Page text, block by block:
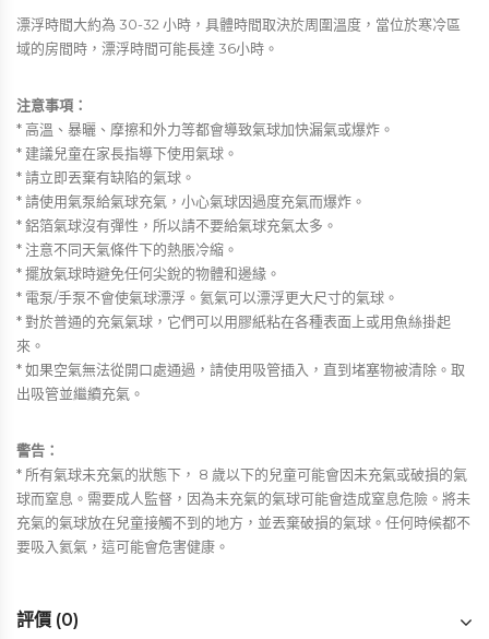
漂浮時間大約為 30-32 小時，具體時間取決於周圍溫度，當位於寒冷區
域的房間時，漂浮時間可能長達 36小時。
注意事項：
* 高溫、暴曬、摩擦和外力等都會導致氣球加快漏氣或爆炸。
* 建議兒童在家長指導下使用氣球。
* 請立即丟棄有缺陷的氣球。
* 請使用氣泵給氣球充氣，小心氣球因過度充氣而爆炸。
* 鋁箔氣球沒有彈性，所以請不要給氣球充氣太多。
* 注意不同天氣條件下的熱脹冷縮。
* 擺放氣球時避免任何尖銳的物體和邊緣。
* 電泵/手泵不會使氣球漂浮。氦氣可以漂浮更大尺寸的氣球。
* 對於普通的充氣氣球，它們可以用膠紙粘在各種表面上或用魚絲掛起
來。
* 如果空氣無法從開口處通過，請使用吸管插入，直到堵塞物被清除。取
出吸管並繼續充氣。
警告：
* 所有氣球未充氣的狀態下， 8 歲以下的兒童可能會因未充氣或破損的氣
球而窒息。需要成人監督，因為未充氣的氣球可能會造成窒息危險。將未
充氣的氣球放在兒童接觸不到的地方，並丟棄破損的氣球。任何時候都不
要吸入氦氣，這可能會危害健康。
評價 (0)